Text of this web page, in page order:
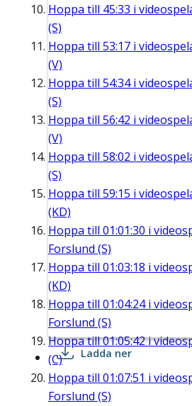
Hoppa till 45:33 i
(S)
Hoppa till 53:17 i
(V)
Hoppa till 54:34i
(S)
Hoppa till 56:42 i
(V)
Hoppa till 58:02 i
(S)
Hoppa till 59:15 i
(KD)
Hoppa till 01:01:30 i
Forslund (S)
Hoppa till 01:03:18 i
(KD)
Hoppa till 01:04:24i
Forslund (S)
Hoppa till01:05:42i
(C)
Hoppa till 01:07:51 i
Forslund (S)
Ladda ner